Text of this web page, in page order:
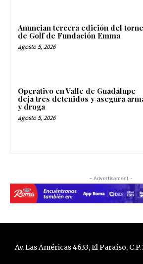
Anuncian tercera edición del
de Golf de Fundación Emma
agosto 5, 2026
Operativo en Valle de Guadalupe
deja tres detenidos y asegura
y droga
agosto 5, 2026
- Advertisement -
Av. Las Américas 4633, El Paraíso,